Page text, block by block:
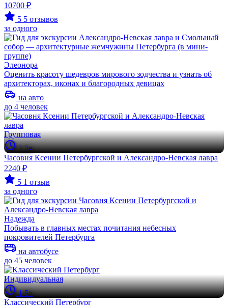
10700 ₽
5 5 отзывов
за одного
Элеонора
Оценить красоту шедевров мирового зодчества и узнать об
архитекторах, иконах и благородных девицах
на авто
до 4 человек
Групповая
5.5ч
Часовня Ксении Петербургской и Александро-Невская лавра
2240 ₽
5 1 отзыв
за одного
Надежда
Побывать в главных местах почитания небесных
покровителей Петербурга
на автобусе
до 45 человек
Индивидуальная
1.5ч
Классический Петербург